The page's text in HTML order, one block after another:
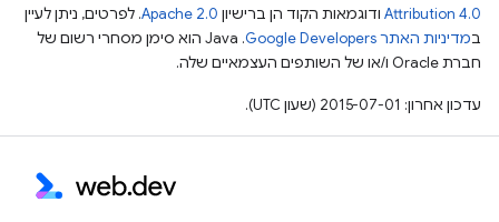
Attribution 4.0 ודוגמאות הקוד הן ברישיון Apache 2.0. לפרטים, ניתן לעיין
במדיניות האתר Google Developers‏
.‏ Java הוא סימן מסחרי רשום של
חברת Oracle ו/או של השותפים העצמאיים שלה.
עדכון אחרון: 2015-07-01 (שעון UTC).